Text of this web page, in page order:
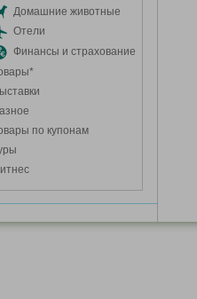
Домашние животные
Отели
Финансы и страхование
по купонам